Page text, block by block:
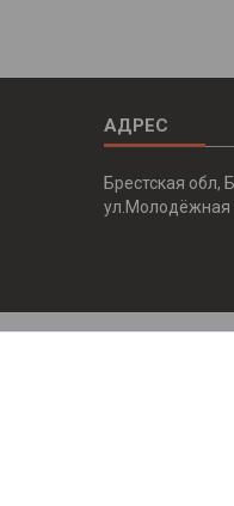
Брестская обл,
ул.Молодёжная